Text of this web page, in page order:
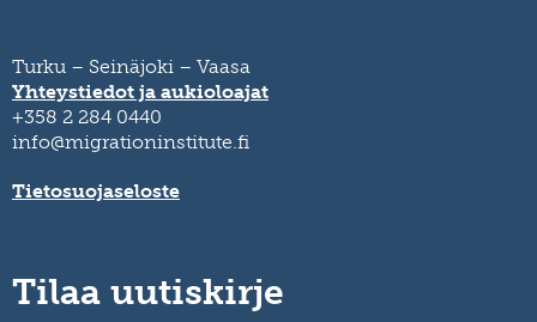
Turku – Seinäjoki – Vaasa
Yhteystiedot ja aukioloajat
+358 2 284 0440
info@migrationinstitute.fi
Tietosuojaseloste
Tilaa uutiskirje